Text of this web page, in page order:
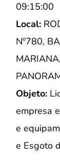
09:15:00
Local:
Nº780,
Objeto:
empresa
e
e Esgoto